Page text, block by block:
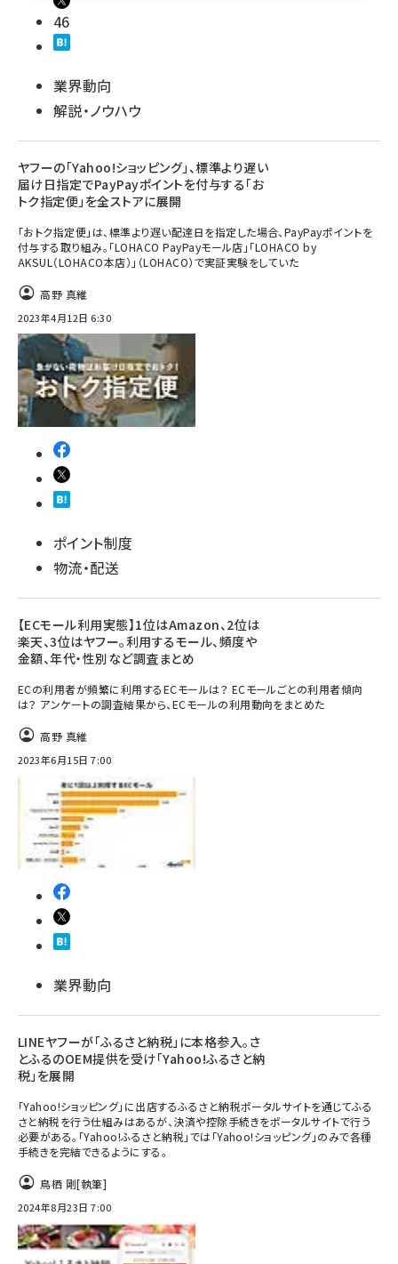
46
業界動向
解説・ノウハウ
ヤフーの「Yahoo!ショッピング」、標準より遅い
届け日指定でPayPayポイントを付与する「お
トク指定便」を全ストアに展開
「おトク指定便」は、標準より遅い配達日を指定した場合、PayPayポイントを
付与する取り組み。「LOHACO PayPayモール店」「LOHACO by
AKSUL（LOHACO本店）」（LOHACO）で実証実験をしていた
高野 真維
2023年4月12日 6:30
ポイント制度
物流・配送
【ECモール利用実態】1位はAmazon、2位は
楽天、3位はヤフー。利用するモール、頻度や
金額、年代・性別など調査まとめ
ECの利用者が頻繁に利用するECモールは？ ECモールごとの利用者傾向
は？ アンケートの調査結果から、ECモールの利用動向をまとめた
高野 真維
2023年6月15日 7:00
業界動向
LINEヤフーが「ふるさと納税」に本格参入。さ
とふるのOEM提供を受け「Yahoo!ふるさと納
税」を展開
「Yahoo!ショッピング」に出店するふるさと納税ポータルサイトを通じてふる
さと納税を行う仕組みはあるが、決済や控除手続きをポータルサイトで行う
必要がある。「Yahoo!ふるさと納税」では「Yahoo!ショッピング」のみで各種
手続きを完結できるようにする。
鳥栖 剛[執筆]
2024年8月23日 7:00
参加登録はこちら↑